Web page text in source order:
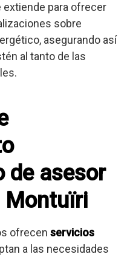
extiende para ofrecer
sobre
asegurando así
al tanto de las
de asesor
Montuïri
ofrecen servicios
a las necesidades